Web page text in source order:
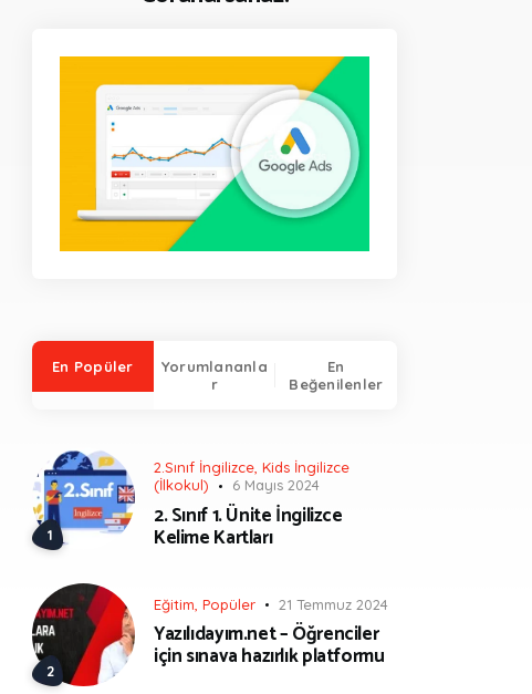
En Popüler
Yorumlananla
r
En
Beğenilenler
2.Sınıf İngilizce, Kids İngilizce
(İlkokul)
6 Mayıs 2024
2. Sınıf 1. Ünite İngilizce
Kelime Kartları
Eğitim Popüler 21 Temmuz 2024
Yazılıdayım.net – Öğrenciler
için sınava hazırlık platformu